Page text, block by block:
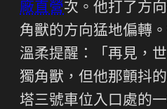
廠直營次。他打了方
角獸的方向猛地偏轉
溫柔提醒：「再見，
獨角獸，但他那顫抖
塔三號車位入口處的